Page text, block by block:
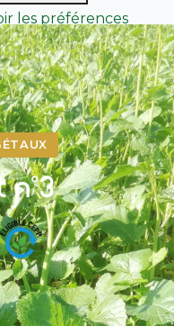
les préférences